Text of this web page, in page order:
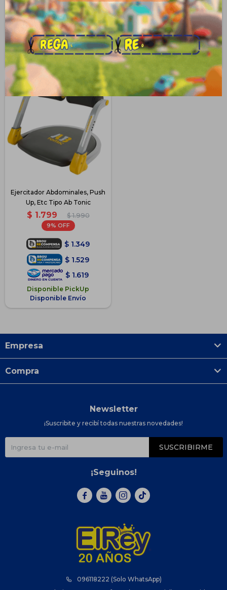
$ 224
$ 254
$ 269
Disponible PickUp
Disponible Envío
$ 293
$ 332
$ 351
Disponible PickUp
Ejercitador Abdominales, Push
Up, Etc Tipo Ab Tonic
$ 1.799 $ 1.990
9
$ 1.349
$ 1.529
$ 1.619
Disponible PickUp
Disponible Envío
096118222 (Solo WhatsApp)
Empresa
Compra
Newsletter
¡Suscribite y recibí todas nuestras novedades!
SUSCRIBIRME
¡Seguinos!
  